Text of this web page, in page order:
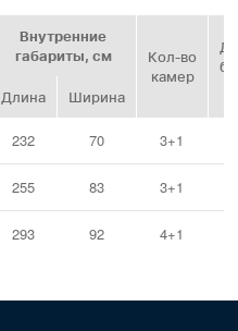
Внутренние
габариты, см
Кол‑во
камер
Длина Ширина
232 70 3+1
255 83 3+1
293 92 4+1